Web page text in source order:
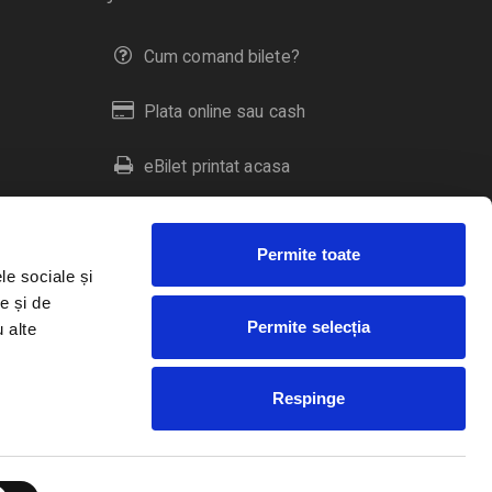
sociale și
și de
alte
Permite toate
Permite selecția
Respinge
Cum comand bilete?
Plata online sau cash
eBilet printat acasa
Livrare prin curier
Duplicare bilete